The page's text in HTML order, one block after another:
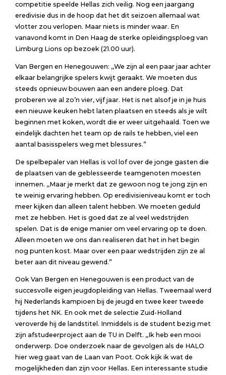
competitie speelde Hellas zich veilig. Nog een jaargang
eredivisie dus in de hoop dat het dit seizoen allemaal wat
vlotter zou verlopen. Maar niets is minder waar. En
vanavond komt in Den Haag de sterke opleidingsploeg van
Limburg Lions op bezoek (21.00 uur).
Van Bergen en Henegouwen: ,,We zijn al een paar jaar achter
elkaar belangrijke spelers kwijt geraakt. We moeten dus
steeds opnieuw bouwen aan een andere ploeg. Dat
proberen we al zo’n vier, vijf jaar. Het is net alsof je in je huis
een nieuwe keuken hebt laten plaatsen en steeds als je wilt
beginnen met koken, wordt die er weer uitgehaald. Toen we
eindelijk dachten het team op de rails te hebben, viel een
aantal basisspelers weg met blessures.”
De spelbepaler van Hellas is vol lof over de jonge gasten die
de plaatsen van de geblesseerde teamgenoten moesten
innemen. ,,Maar je merkt dat ze gewoon nog te jong zijn en
te weinig ervaring hebben. Op eredivisieniveau komt er toch
meer kijken dan alleen talent hebben. We moeten geduld
met ze hebben. Het is goed dat ze al veel wedstrijden
spelen. Dat is de enige manier om veel ervaring op te doen.
Alleen moeten we ons dan realiseren dat het in het begin
nog punten kost. Maar over een paar wedstrijden zijn ze al
beter aan dit niveau gewend.”
Ook Van Bergen en Henegouwen is een product van de
succesvolle eigen jeugdopleiding van Hellas. Tweemaal werd
hij Nederlands kampioen bij de jeugd en twee keer tweede
tijdens het NK. En ook met de selectie Zuid-Holland
veroverde hij de landstitel. Inmiddels is de student bezig met
zijn afstudeerproject aan de TU in Delft. ,,Ik heb een mooi
onderwerp. Doe onderzoek naar de gevolgen als de HALO
hier weg gaat van de Laan van Poot. Ook kijk ik wat de
mogelijkheden dan zijn voor Hellas. Een interessante studie